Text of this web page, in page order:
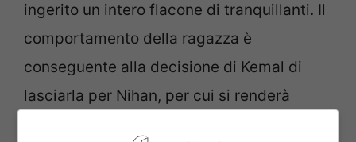
ingerito un intero flacone di tranquillanti. Il
comportamento della ragazza è
conseguente alla decisione di Kemal di
lasciarla per Nihan, per cui si renderà